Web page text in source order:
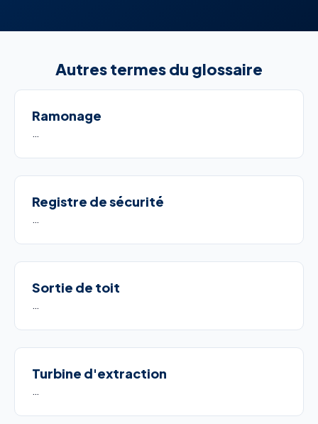
Autres termes du glossaire
Ramonage
Registre de sécurité
Sortie de toit
Turbine d'extraction